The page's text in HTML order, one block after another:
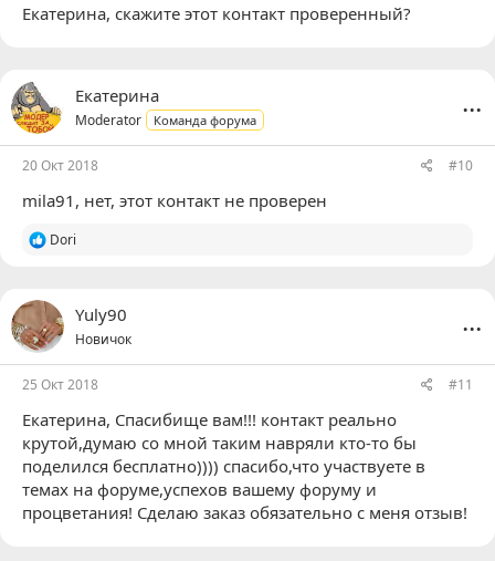
Екатерина, скажите этот контакт проверенный?
Екатерина
Moderator Команда форума
...
20 Окт 2018 #10
mila91 , нет, этот контакт не проверен
Р
ц
и
и
:
Dori
Yuly90
Новичок
...
25 Окт 2018 #11
Екатерина, Спасибище вам!!! контакт реально
крутой,думаю со мной таким навряли кто-то бы
поделился бесплатно)))) спасибо,что участвуете в
темах на форуме,успехов вашему форуму и
процветания! Сделаю заказ обязательно с меня отзыв!